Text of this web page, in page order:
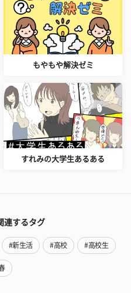
もやもや解決ゼミ
すれみの大学生あるある
連するタグ
#新生活 #高校 #高校生